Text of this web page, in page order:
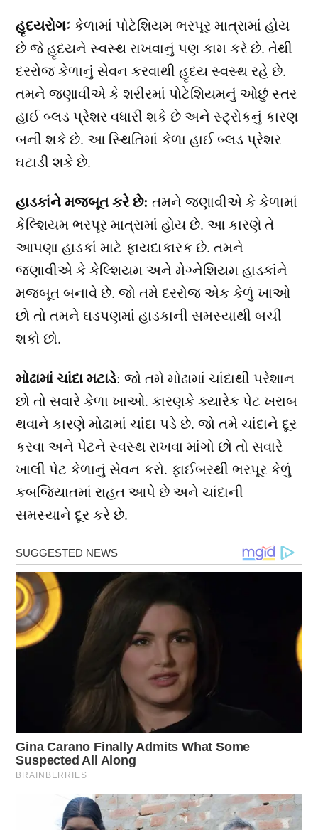
હૃદયરોગઃ કેળામાં પોટેશિયમ ભરપૂર માત્રામાં હોય
છે જે હૃદયને સ્વસ્થ રાખવાનું પણ કામ કરે છે. તેથી
દરરોજ કેળાનું સેવન કરવાથી હૃદય સ્વસ્થ રહે છે.
તમને જણાવીએ કે શરીરમાં પોટેશિયમનું ઓછું સ્તર
હાઈ બ્લડ પ્રેશર વધારી શકે છે અને સ્ટ્રોકનું કારણ
બની શકે છે. આ સ્થિતિમાં કેળા હાઈ બ્લડ પ્રેશર
ઘટાડી શકે છે.
હાડકાંને મજબૂત કરે છે: તમને જણાવીએ કે કેળામાં
કેલ્શિયમ ભરપૂર માત્રામાં હોય છે. આ કારણે તે
આપણા હાડકાં માટે ફાયદાકારક છે. તમને
જણાવીએ કે કેલ્શિયમ અને મેગ્નેશિયમ હાડકાંને
મજબૂત બનાવે છે. જો તમે દરરોજ એક કેળું ખાઓ
છો તો તમને ઘડપણમાં હાડકાની સમસ્યાથી બચી
શકો છો.
મોઢામાં ચાંદા મટાડે: જો તમે મોઢામાં ચાંદાથી પરેશાન
છો તો સવારે કેળા ખાઓ. કારણકે ક્યારેક પેટ ખરાબ
થવાને કારણે મોઢામાં ચાંદા પડે છે. જો તમે ચાંદાને દૂર
કરવા અને પેટને સ્વસ્થ રાખવા માંગો છો તો સવારે
ખાલી પેટ કેળાનું સેવન કરો. ફાઈબરથી ભરપૂર કેળું
કબજિયાતમાં રાહત આપે છે અને ચાંદાની
સમસ્યાને દૂર કરે છે.